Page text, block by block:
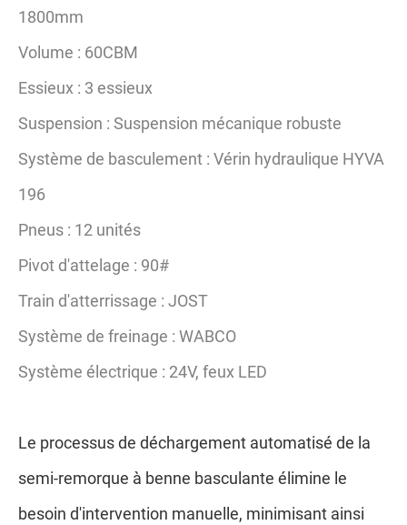
1800mm
Volume : 60CBM
Essieux : 3 essieux
Suspension : Suspension mécanique robuste
Système de basculement : Vérin hydraulique HYVA
196
Pneus : 12 unités
Pivot d'attelage : 90#
Train d'atterrissage : JOST
Système de freinage : WABCO
Système électrique : 24V, feux LED
Le processus de déchargement automatisé de la
semi-remorque à benne basculante élimine le
besoin d'intervention manuelle, minimisant ainsi